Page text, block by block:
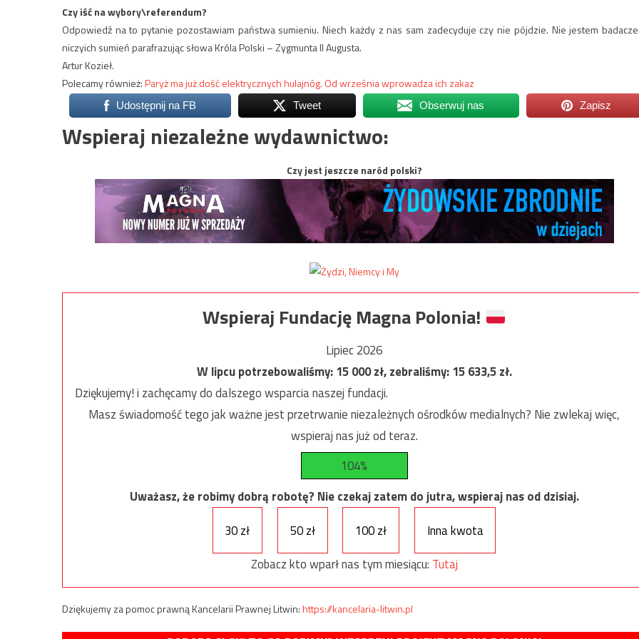
Czy iść na wybory\referendum?
Odpowiedź na to pytanie pozostawiam państwa sumieniu. Niech każdy z nas sam zadecyduje czy nie pójdzie. Nie jestem
niczyich sumień parafrazując słowa Króla Polski – Zygmunta II Augusta.
Artur Kozieł.
Polecamy również:Paryż ma już dość elektrycznych hulajnóg. Od września wprowadza ich zakaz
Udostępnij na FB Tweet Obserwuj nas Zapisz
Wspieraj niezależne wydawnictwo:
Czy jest jeszcze naród polski?
Wspieraj Fundację Magna Polonia!
Lipiec 2026
W lipcu potrzebowaliśmy:15 000zł, zebraliśmy:15 633,5zł.
Dziękujemy! i zachęcamy do dalszego wsparcia naszej fundacji.
Masz świadomość tego jak ważne jest przetrwanie niezależnych ośrodków medialnych? Nie zwlekaj więc,
wspieraj nas już od teraz.
104%
Uważasz, że robimy dobrą robotę? Nie czekaj zatem do jutra, wspieraj nas od dzisiaj.
30 zł
50 zł 100 zł
Inna kwota
Zobacz kto wparł nas tym miesiącu: Tutaj
Dziękujemy za pomoc prawną Kancelarii Prawnej Litwin:https://kancelaria-litwin.pl